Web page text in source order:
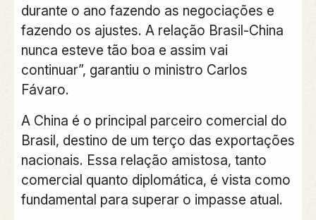
durante o ano fazendo as negociações e
fazendo os ajustes. A relação Brasil-China
nunca esteve tão boa e assim vai
continuar”, garantiu o ministro Carlos
Fávaro.
A China é o principal parceiro comercial do
Brasil, destino de um terço das exportações
nacionais. Essa relação amistosa, tanto
comercial quanto diplomática, é vista como
fundamental para superar o impasse atual.